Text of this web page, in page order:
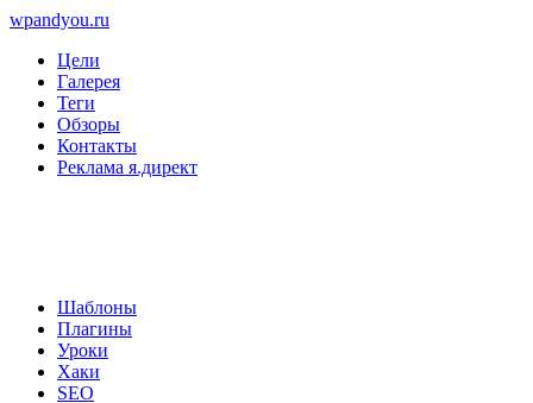
wpandyou.ru
Цели
Галерея
Теги
Обзоры
Контакты
Реклама я.директ
Шаблоны
Плагины
Уроки
Хаки
SEO